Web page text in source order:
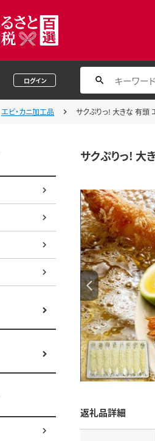
ログイン
エビ・カニ加工品 サクぷりっ! 大きな 有
サクぷりっ! 大
返礼品詳細